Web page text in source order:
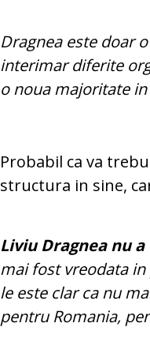
Dragnea este doar
interimar diferite
o noua majoritate
Probabil ca va
structura in sine,
Liviu Dragnea nu
mai fost vreodata
le este clar ca nu
pentru Romania,